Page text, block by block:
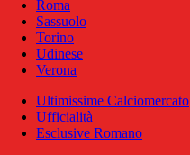
Roma
Sassuolo
Torino
Udinese
Verona
Ultimissime Calciomercato
Ufficialità
Esclusive Romano